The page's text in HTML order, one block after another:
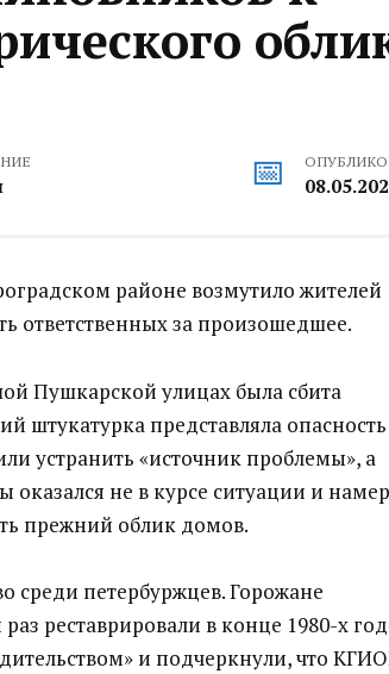
районе возмутило жителей
ответственных за произошедшее.
Пушкарской улицах была сбита
штукатурка представляла
устранить «источник проблемы», а
не в курсе ситуации и
прежний облик домов.
среди петербуржцев. Горожане
реставрировали в конце 1980-х
и подчеркнули, что